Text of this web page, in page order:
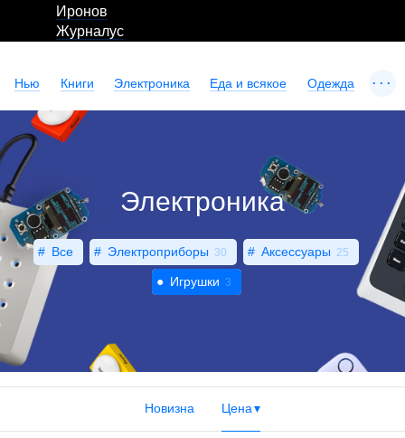
Иронов
Журналус
Нью Книги Электроника Еда и всякое Одежда ...
Электроника
Все Электроприборы 30 Аксессуары 25
Игрушки 3
Новизна Цена